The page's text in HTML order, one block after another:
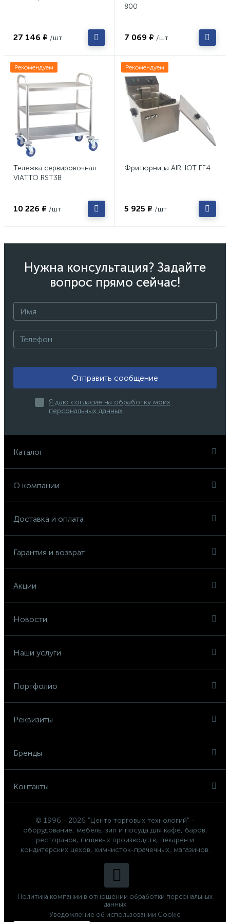
27 146 ₽ /шт
800
7 069 ₽ /шт
Рекомендуем
Тележка сервировочная
VIATTO RST3B
10 226 ₽ /шт
Рекомендуем
Фритюрница AIRHOT EF4
5 925 ₽ /шт
Нужна консультация? Задайте
вопрос прямо сейчас!
Отправить сообщение
Я даю согласие на обработку моих
персональных данных
Каталог
О компании
Доставка и оплата
Гарантия и возврат
Акции
Новости
Наши услуги
Портфолио
Реквизиты
Бренды
Контакты
© 1996 - 2026 "Центр торговых технологий" -
оборудование, мебель, зип и посуда для кафе, баров,
ресторанов, пищевых производств, пекарен и
кондитерских цехов, химчисток-прачечных, магазинов.
Политика компании в отношении обработки персональных
данных
Уведомление об использовании Cookie